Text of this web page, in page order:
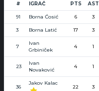
# IGRAČ PTS AST
91 Borna Ćosić 6 3
3 Borna Latić 17 3
7
Ivan
Grbiniček
4 1
23
Ivan
Novaković
4 1
36
Jakov Kalac
22 3